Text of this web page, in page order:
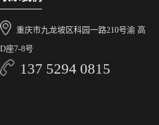
重庆市九龙坡区科园一路210号渝 高
D座7-8号
137 5294 0815